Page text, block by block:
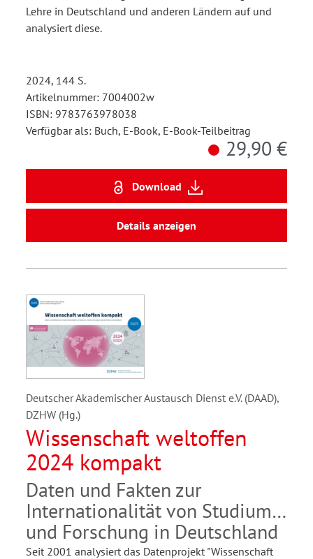
Lehre in Deutschland und anderen Ländern auf und
analysiert diese.
2024, 144 S.
Artikelnummer: 7004002w
ISBN: 9783763978038
Verfügbar als: Buch, E-Book, E-Book-Teilbeitrag
29,90 €
Download
Details anzeigen
Deutscher Akademischer Austausch Dienst e.V. (DAAD),
DZHW (Hg.)
Wissenschaft weltoffen
2024 kompakt
Daten und Fakten zur
Internationalität von Studium
und Forschung in Deutschland
Seit 2001 analysiert das Datenprojekt "Wissenschaft